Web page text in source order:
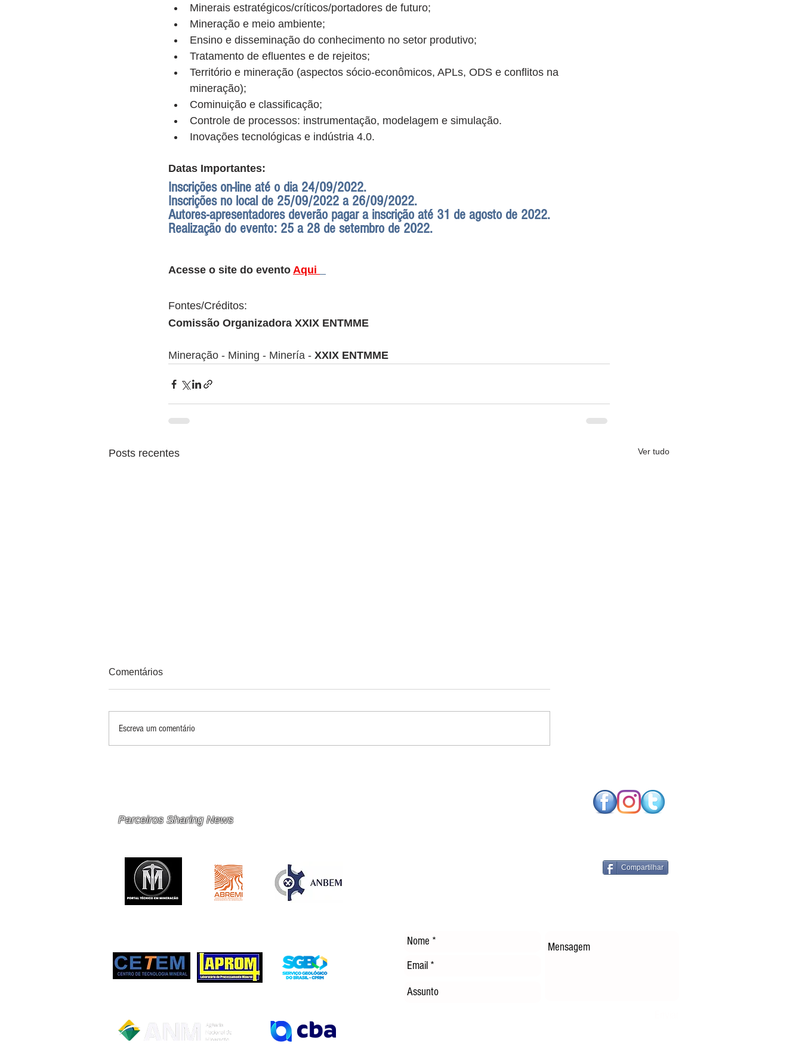
Minerais estratégicos/críticos/portadores de futuro;
Mineração e meio ambiente;
Ensino e disseminação do conhecimento no setor produtivo;
Tratamento de efluentes e de rejeitos;
Território e mineração (aspectos sócio-econômicos, APLs, ODS e conflitos na
mineração);
Cominuição e classificação;
Controle de processos: instrumentação, modelagem e simulação.
Inovações tecnológicas e indústria 4.0.
Datas Importantes:
Inscrições on-line até o dia 24/09/2022.
Inscrições no local de 25/09/2022 a 26/09/2022.
Autores-apresentadores deverão pagar a inscrição até 31 de agosto de 2022.
Realização do evento: 25 a 28 de setembro de 2022.
Acesse o site do evento Aqui
Fontes/Créditos:
Comissão Organizadora XXIX ENTMME
Mineração - Mining - Minería - XXIX ENTMME
Posts recentes Ver tudo
TECNOLOGIAS DE
ENERGIA RENOVÁVEL
Comentários
Escreva um comentário
Parceiros Sharing News
Compartilhar